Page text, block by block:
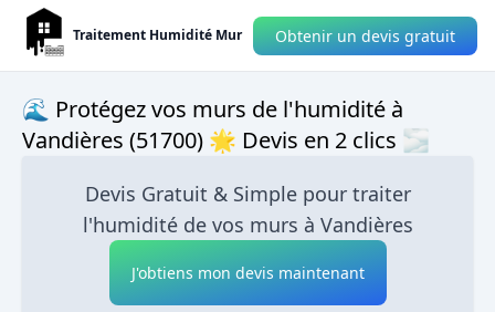
Traitement Humidité Mur Obtenir un devis gratuit
🌊 Protégez vos murs de l'humidité à
Vandières (51700) 🌟 Devis en 2 clics 🌫
Devis Gratuit & Simple pour traiter
l'humidité de vos murs à Vandières
J'obtiens mon devis maintenant